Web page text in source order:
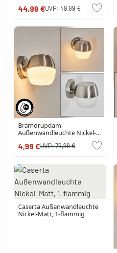
44,99 €UVP:49,99 €
Bramdrupdam
Außenwandleuchte Nickel-
4,99 €UVP:79,99 €
Caserta Außenwandleuchte
Nickel-Matt, 1-flammig